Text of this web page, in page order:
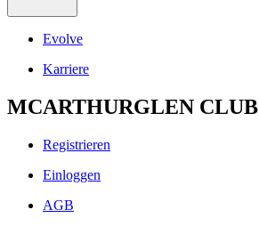
Evolve
Karriere
MCARTHURGLEN CLUB
Registrieren
Einloggen
AGB